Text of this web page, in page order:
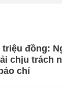
triệu đồng:
chịu trách
chí